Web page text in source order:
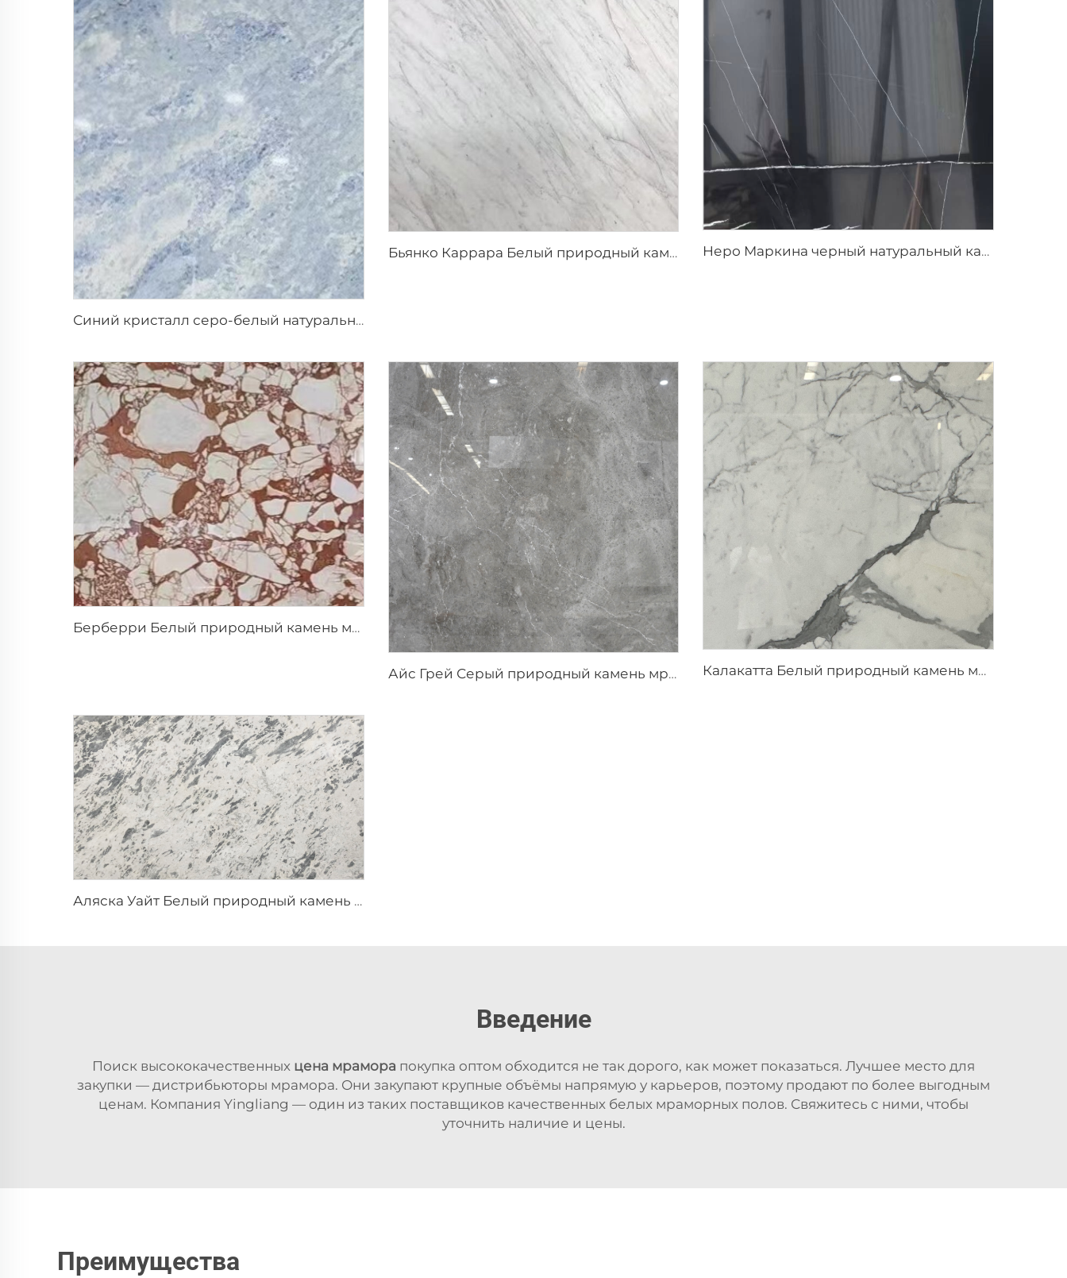
Синий кристалл серо-белый натуральный каменный мрамор с сине-серой текстурой и яркими включениями
Бьянко Каррара Белый природный камень мрамор со светло-серыми прожилками Неро Маркина черный натуральный каменный мрамор с белой трещиноватой текстурой прожилок
Берберри Белый природный камень мрамор с нерегулярным красно-коричневым узором
Айс Грей Серый природный камень мрамор с нерегулярными белыми трещинами-прожилками Калакатта Белый природный камень мрамор с серыми прожилками и узором
Аляска Уайт Белый природный камень мрамор с пятнистой серой фрагментированной текстурой
Введение
Поиск высококачественных цена мрамора покупка оптом обходится не так дорого, как может показаться. Лучшее место для
закупки — дистрибьюторы мрамора. Они закупают крупные объёмы напрямую у карьеров, поэтому продают по более выгодным
ценам. Компания Yingliang — один из таких поставщиков качественных белых мраморных полов. Свяжитесь с ними, чтобы
уточнить наличие и цены.
Преимущества